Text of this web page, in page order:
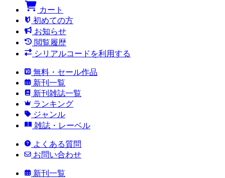
カート
初めての方
お知らせ
閲覧履歴
シリアルコードを利用する
無料・セール作品
新刊一覧
新刊雑誌一覧
ランキング
ジャンル
雑誌・レーベル
よくある質問
お問い合わせ
新刊一覧